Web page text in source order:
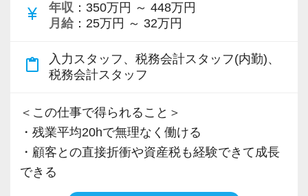
currency_yen 年収 ：350万円 ～ 448万円
月給 ：25万円 ～ 32万円
content_paste
入力スタッフ、税務会計スタッフ(内勤)、
税務会計スタッフ
＜この仕事で得られること＞
・残業平均20hで無理なく働ける
・顧客との直接折衝や資産税も経験できて成長
できる